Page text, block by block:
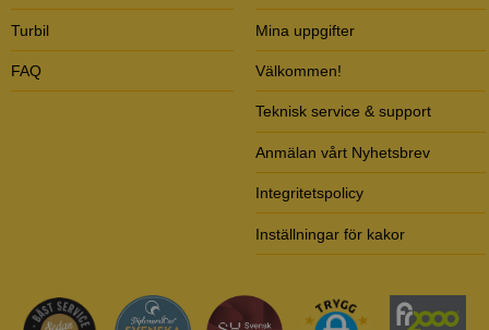
Turbil
FAQ
Mina uppgifter
Välkommen!
Teknisk service & support
Anmälan vårt Nyhetsbrev
Integritetspolicy
Inställningar för kakor